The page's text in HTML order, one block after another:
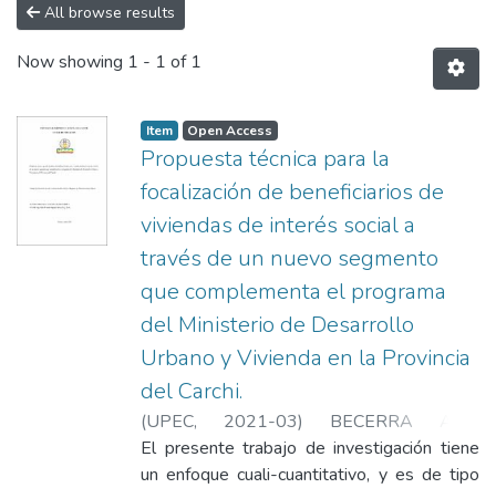
All browse results
Now showing 1 - 1 of 1
Item Open Access
Propuesta técnica para la
focalización de beneficiarios de
viviendas de interés social a
través de un nuevo segmento
que complementa el programa
del Ministerio de Desarrollo
Urbano y Vivienda en la Provincia
del Carchi.
(UPEC, 2021-03) BECERRA AUZ,
JULIETA ELIZABETH
El presente trabajo de investigación tiene
un enfoque cuali-cuantitativo, y es de tipo